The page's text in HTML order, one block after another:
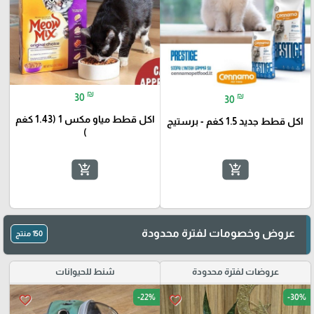
30 ₪
اكل قطط جديد 1.5 كغم - برستيج
add_shopping_cart
30 ₪
اكل قطط مياو مكس 1 (1.43 كغم
)
add_shopping_cart
عروض وخصومات لفترة محدودة 150 منتج
عروضات لفترة محدودة
favorite_border -30%
شنط للحيوانات
favorite_border -22%